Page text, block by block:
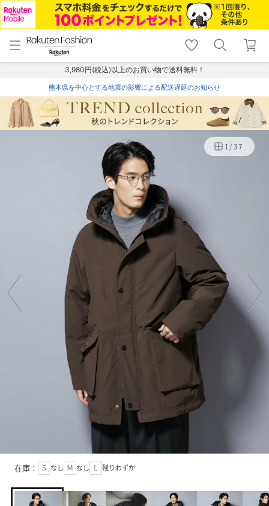
menu home
トップ
shopping_cart lock_outline
ログイン
3,980円(税込)以上のお買い物で送料無料！
熊本県を中心とする地震の影響による配送遅延のお知らせ
1/37
在庫： Ｓ なし Ｍ なし Ｌ 残りわずか